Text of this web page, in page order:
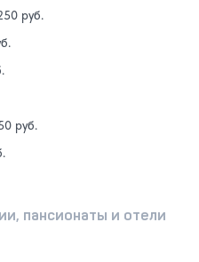
руб.
руб.
пансионаты и отели